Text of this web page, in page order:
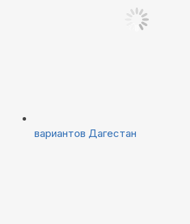
вариантов Дагестан